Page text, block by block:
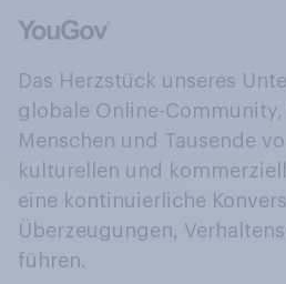
Das Herzstück unseres
globale Online-
Menschen und Tausende
kulturellen und
eine kontinuierliche
Überzeugungen,
führen.